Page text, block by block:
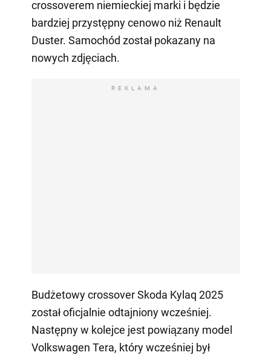
crossoverem niemieckiej marki i będzie
bardziej przystępny cenowo niż Renault
Duster. Samochód został pokazany na
nowych zdjęciach.
REKLAMA
Budżetowy crossover Skoda Kylaq 2025
został oficjalnie odtajniony wcześniej.
Następny w kolejce jest powiązany model
Volkswagen Tera, który wcześniej był